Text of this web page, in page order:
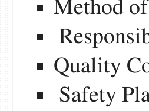
Method
Quality
Safety